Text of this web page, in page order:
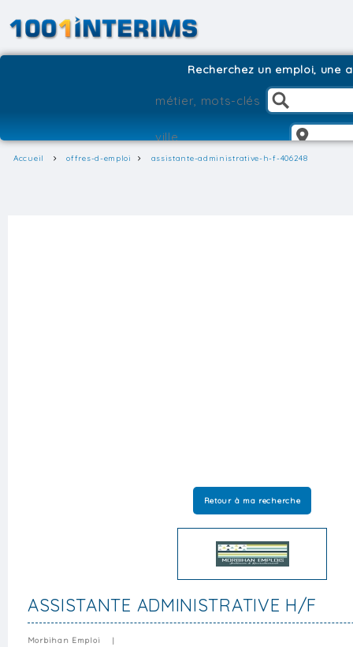
Recherchez un emploi, une
Accueil offres-d-emploi assistante-administrative-h-f-406248
Retour à ma recherche
ASSISTANTE ADMINISTRATIVE H/F
Morbihan Emploi |